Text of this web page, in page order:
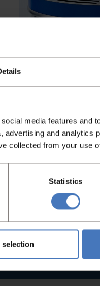
media features and
and analytics
collected from your use
Statistics
selectionmet ons op en wij